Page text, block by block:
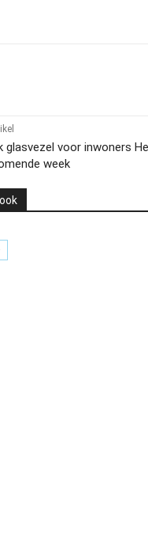
glasvezel voor inwoners
week